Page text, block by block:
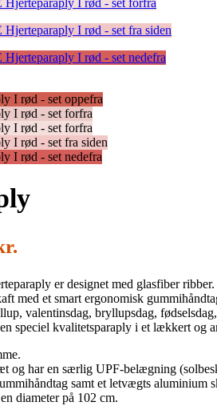
pris
er:
199.00kr..
er designet med glasfiber ribber.
med et smart ergonomisk
valentinsdag, bryllupsdag,
speciel kvalitetsparaply i et lækkert og
og har en særlig UPF-belægning
samt et letvægts aluminium
diameter på 102 cm.